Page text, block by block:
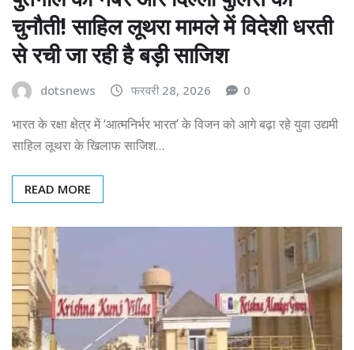
चुनौती! साहिल लूथरा मामले में विदेशी धरती
से रची जा रही है बड़ी साजिश
dotsnews फरवरी 28, 2026 0
भारत के रक्षा क्षेत्र में ‘आत्मनिर्भर भारत’ के विजन को आगे बढ़ा रहे युवा उद्यमी
साहिल लूथरा के खिलाफ साजिश…
READ MORE